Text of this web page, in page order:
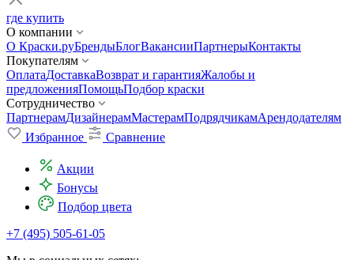
где купить
О компании
О Краски.руБрендыБлогВакансииПартнерыКонтакты
Покупателям
ОплатаДоставкаВозврат и гарантияЖалобы и
предложенияПомощьПодбор краски
Сотрудничество
ПартнерамДизайнерамМастерамПодрядчикамАрендодателям
Избранное
Сравнение
Акции
Бонусы
Подбор цвета
+7 (495) 505-61-05